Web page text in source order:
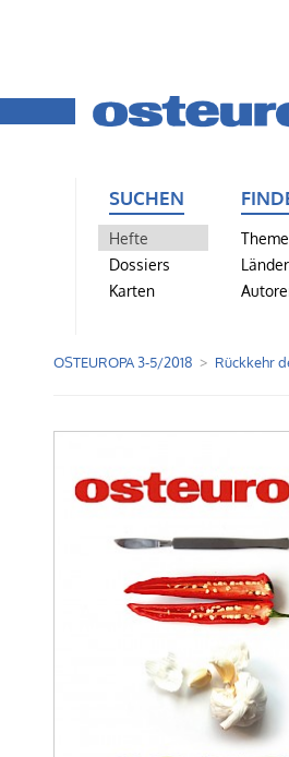
SUCHEN
Hefte
Dossiers
Karten
Länder
OSTEUROPA 3-5/2018 Rückkehr